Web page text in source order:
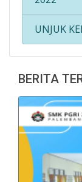
UNJUK
BERITA